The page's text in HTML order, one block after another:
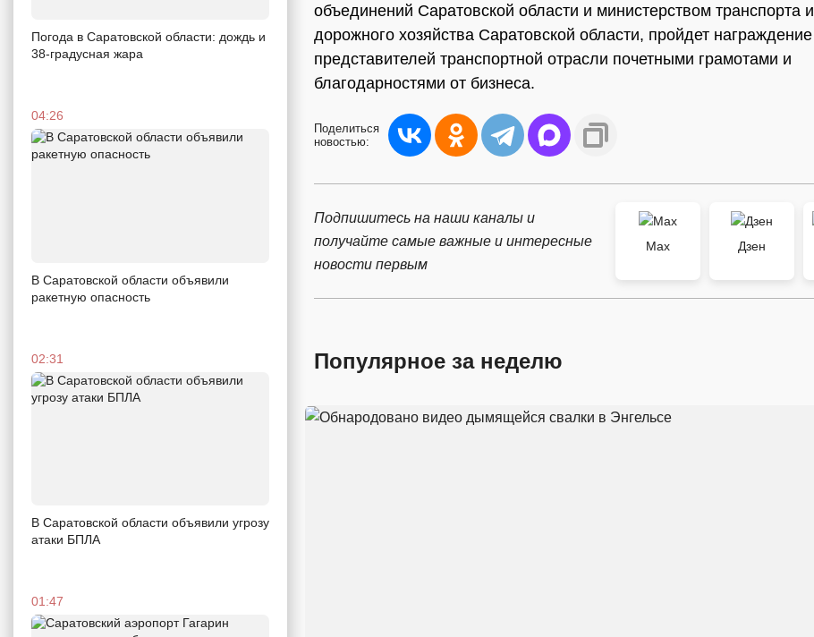
Погода в Саратовской области: дождь и
38-градусная жара
04:26
В Саратовской области объявили
ракетную опасность
02:31
В Саратовской области объявили угрозу
атаки БПЛА
01:47
объединений Саратовской области и министерством транспорта и
дорожного хозяйства Саратовской области, пройдет награждение
представителей транспортной отрасли почетными грамотами и
благодарностями от бизнеса.
Поделиться
новостью:
Подпишитесь на наши каналы и
получайте самые важные и интересные
новости первым
Max
Дзен
Популярное за неделю